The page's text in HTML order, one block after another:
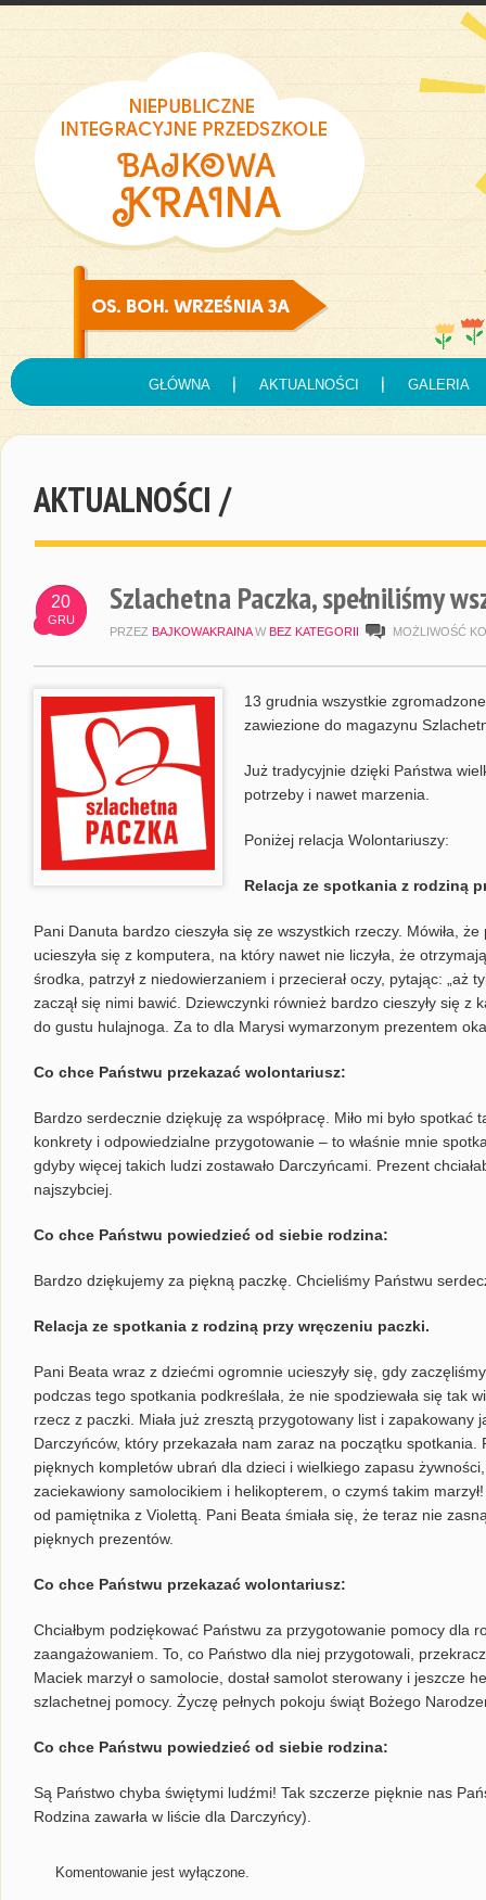
GŁÓWNA AKTUALNOŚCI GALERIA
AKTUALNOŚCI /
20
GRU
Szlachetna Paczka, spełniliśmy
PRZEZ BAJKOWAKRAINA W BEZ KATEGORII MOŻLIWOŚĆ
13 grudnia wszystkie
zawiezione do magazynu
Już tradycyjnie dzięki Państwa
potrzeby i nawet marzenia.
Poniżej relacja Wolontariuszy:
Relacja ze spotkania z rodziną
Pani Danuta bardzo cieszyła się ze wszystkich rzeczy. Mówiła,
ucieszyła się z komputera, na który nawet nie liczyła, że
środka, patrzył z niedowierzaniem i przecierał oczy, pytając: „aż
zaczął się nimi bawić. Dziewczynki również bardzo cieszyły się z
do gustu hulajnoga. Za to dla Marysi wymarzonym prezentem
Co chce Państwu przekazać wolontariusz:
Bardzo serdecznie dziękuję za współpracę. Miło mi było
konkrety i odpowiedzialne przygotowanie – to właśnie mnie
gdyby więcej takich ludzi zostawało Darczyńcami. Prezent
najszybciej.
Co chce Państwu powiedzieć od siebie rodzina:
Bardzo dziękujemy za piękną paczkę. Chcieliśmy Państwu
Relacja ze spotkania z rodziną przy wręczeniu paczki.
Pani Beata wraz z dziećmi ogromnie ucieszyły się, gdy
podczas tego spotkania podkreślała, że nie spodziewała się tak
rzecz z paczki. Miała już zresztą przygotowany list i
Darczyńców, który przekazała nam zaraz na początku spotkania.
pięknych kompletów ubrań dla dzieci i wielkiego zapasu
zaciekawiony samolocikiem i helikopterem, o czymś takim
od pamiętnika z Violettą. Pani Beata śmiała się, że teraz nie
pięknych prezentów.
Co chce Państwu przekazać wolontariusz:
Chciałbym podziękować Państwu za przygotowanie pomocy dla
zaangażowaniem. To, co Państwo dla niej przygotowali,
Maciek marzył o samolocie, dostał samolot sterowany i jeszcze
szlachetnej pomocy. Życzę pełnych pokoju świąt Bożego
Co chce Państwu powiedzieć od siebie rodzina:
Są Państwo chyba świętymi ludźmi! Tak szczerze pięknie nas
Rodzina zawarła w liście dla Darczyńcy).
Komentowanie jest wyłączone.